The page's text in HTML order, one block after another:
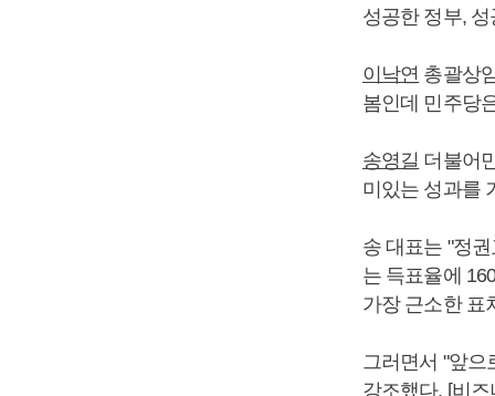
성공한 정부,
이낙연 총괄상
봄인데 민주당
송영길 더불어
미있는 성과를
송 대표는 "정
는 득표율에
가장 근소한 표
그러면서 "앞
강조했다. [비